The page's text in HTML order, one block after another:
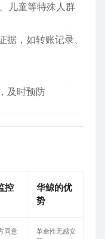
儿童等特殊人群
据，如转账记录、
及时预防
控
华鲸的优
势
同意
革命性无感安